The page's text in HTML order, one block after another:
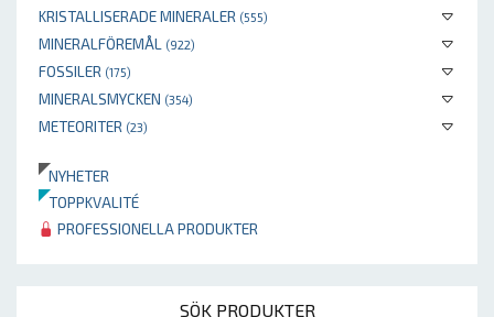
KRISTALLISERADE MINERALER (555)
MINERALFÖREMÅL (922)
FOSSILER (175)
MINERALSMYCKEN (354)
METEORITER (23)
NYHETER
TOPPKVALITÉ
PROFESSIONELLA PRODUKTER
SÖK PRODUKTER